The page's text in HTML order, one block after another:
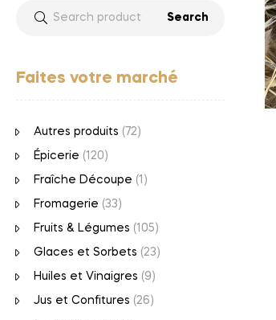
Search
Faites votre marché
Autres produits (72)
Épicerie (120)
Fraîche Découpe (1)
Fromagerie (33)
Fruits & Légumes (105)
Glaces et Sorbets (23)
Huiles et Vinaigres (9)
Jus et Confitures (26)